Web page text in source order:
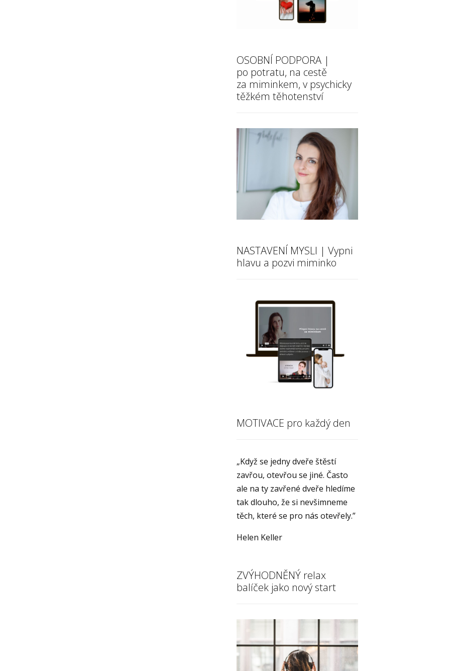
OSOBNÍ PODPORA |
po potratu, na cestě
za miminkem, v psychicky
těžkém těhotenství
NASTAVENÍ MYSLI | Vypni
hlavu a pozvi miminko
MOTIVACE pro každý den
„Když se jedny dveře štěstí
zavřou, otevřou se jiné. Často
ale na ty zavřené dveře hledíme
tak dlouho, že si nevšimneme
těch, které se pro nás otevřely.”
Helen Keller
ZVÝHODNĚNÝ relax
balíček jako nový start